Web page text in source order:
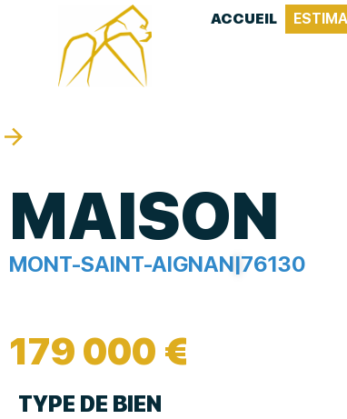
ACCUEIL
MAISON
MONT-SAINT-AIGNAN|76130
179 000 €
TYPE DE BIEN